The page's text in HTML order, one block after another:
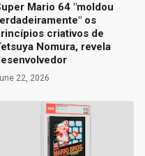
Mario 64 "moldou
os
criativos de
Nomura, revela
22, 2026